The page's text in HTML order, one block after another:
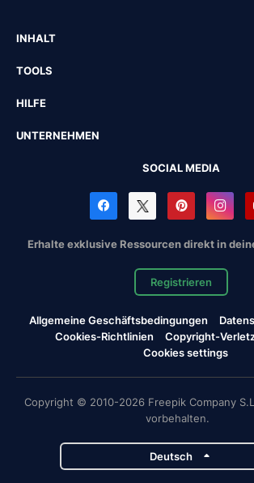
INHALT
TOOLS
HILFE
UNTERNEHMEN
SOCIAL MEDIA
Erhalte exklusive Ressourcen direkt in
Registrieren
Allgemeine Geschäftsbedingungen
Cookies-Richtlinien
Copyright-
Cookies settings
Copyright © 2010-2026 Freepik Company
vorbehalten.
Deutsch